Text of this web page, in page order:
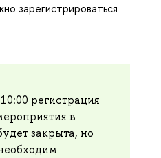
зарегистрироваться
регистрация
в
закрыта, но